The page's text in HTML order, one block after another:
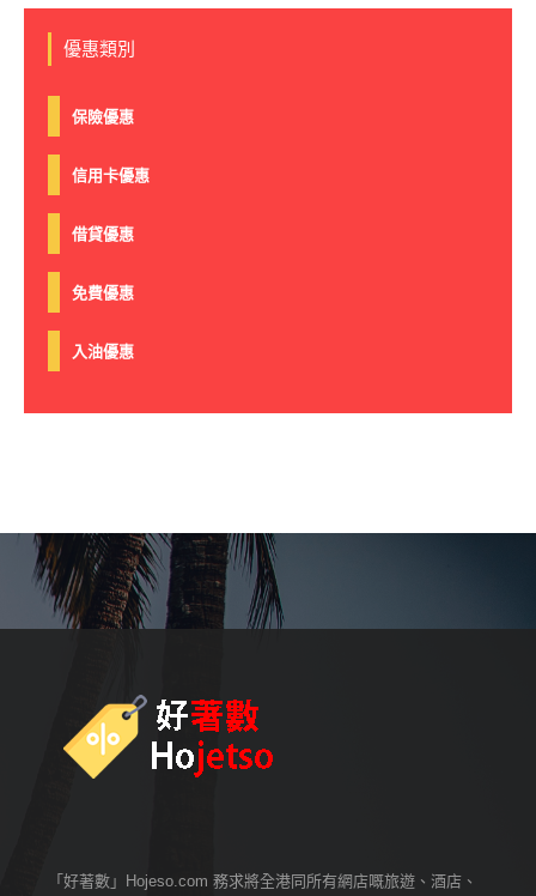
優惠類別
保險優惠
信用卡優惠
借貸優惠
免費優惠
入油優惠
「好著數」Hojeso.com 務求將全港同所有網店嘅旅遊、酒店、